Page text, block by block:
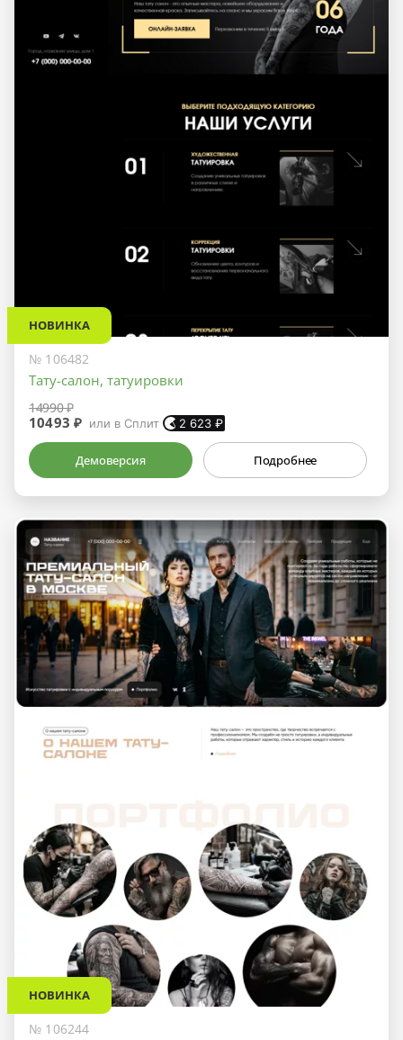
НОВИНКА
№ 106482
Тату-салон, татуировки
14990 ₽
10493 ₽ или в Сплит 2 623 ₽
Демоверсия Подробнее
НОВИНКА
№ 106244